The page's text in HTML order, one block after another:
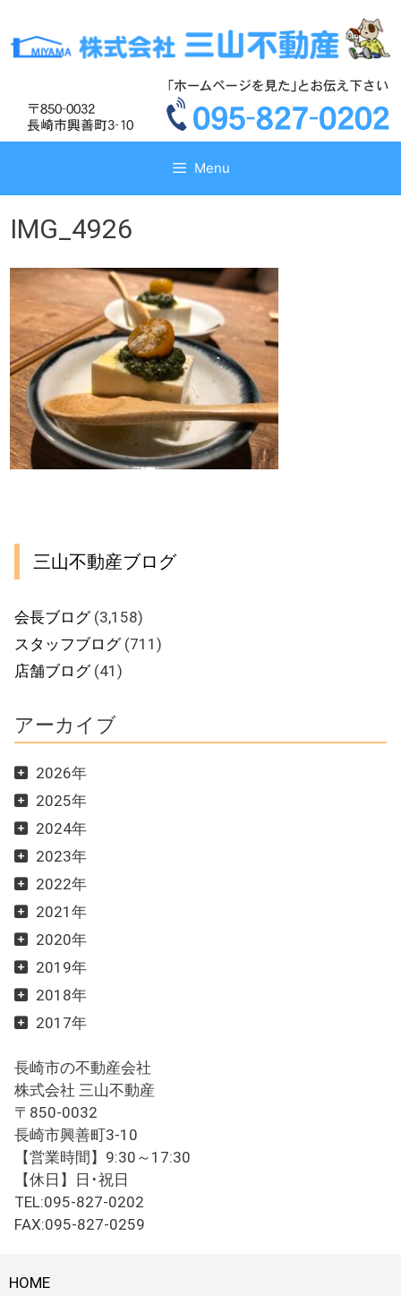
テ
ス
テ
ス
Menu
IMG_4926
三山不動産ブログ
会長ブログ(3,158)
スタッフブログ(711)
店舗ブログ(41)
アーカイブ
2026年
2025年
2024年
2023年
2022年
2021年
2020年
2019年
2018年
2017年
長崎市の不動産会社
株式会社 三山不動産
〒850-0032
長崎市興善町3-10
【営業時間】9:30～17:30
【休日】日･祝日
TEL:095-827-0202
FAX:095-827-0259
HOME